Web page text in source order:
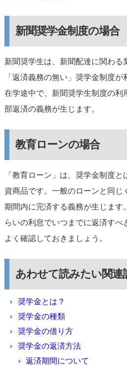
新聞奨学金制度の場合
新聞奨学生は、新聞配達に関わる
「返済義務の無い」奨学金制度が
在学途中で、新聞奨学生制度の利
部返済の義務が生じます。
教育ローンの場合
「教育ローン」は、奨学金制度
資商品です。一般のローンと同じ
期間内に完済する義務が生じます
らいの利息でいつまでに返済すべ
よく確認しておきましょう。
あわせて読みたい関連
奨学金とは？
奨学金の種類
奨学金の借り方
奨学金の返済方法
返済期間について